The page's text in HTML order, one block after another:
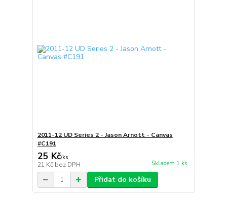
2011-12 UD Series 2 - Jason Arnott - Canvas
#C191
25 Kč/ks
21 Kč bez DPH Skladem 1 ks
Přidat do košíku